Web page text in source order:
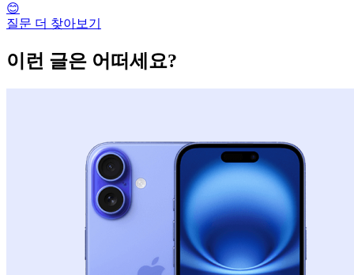
😊
질문 더 찾아보기
이런 글은 어떠세요?